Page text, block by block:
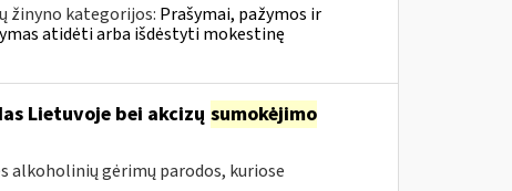
žinyno kategorijos: Prašymai, pažymos ir
atidėti arba išdėstyti mokestinę
Lietuvoje bei akcizų sumokėjimo
gėrimų parodos, kuriose